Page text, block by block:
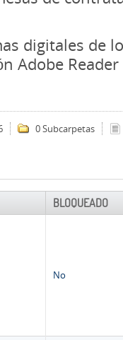
digitales de
Adobe Reader
0 Subcarpetas
BLOQUEADO
No